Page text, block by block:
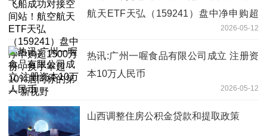
航天ETF天弘（159241）盘中净申购超
1500万份，换手率超10%居同标的第一
新视野
2026-05-12
热讯:广州一喔食品有限公司成立 注册资
本10万人民币
2026-05-12
山西调整住房公积金贷款和提取政策